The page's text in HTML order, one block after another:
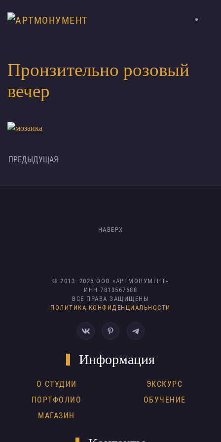
Пронзительно розовый
вечер
ПРЕДЫДУЩАЯ
НАВЕРХ
© 2013–2026 ООО «АРТМОНУМЕНТ»
ИНН 7813567688
ВСЕ ПРАВА ЗАЩИЩЕНЫ
ПОЛИТИКА КОНФИДЕНЦИАЛЬНОСТИ
Информация
О СТУДИИ
ПОРТФОЛИО
МАГАЗИН
ЭКСКУРС
ОБУЧЕНИЕ